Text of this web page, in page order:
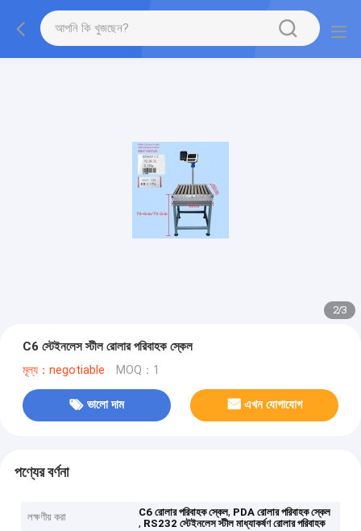
2/3
C6 স্টেইনলেস স্টীল রোলার পরিবাহক স্কেল
মূল্য：negotiable MOQ：1
ভালো দাম এখন যোগাযোগ
পণ্যের বর্ণনা
লক্ষণীয় করা C6 রোলার পরিবাহক স্কেল, PDA রোলার পরিবাহক স্কেল
, RS232 স্টেইনলেস স্টীল মাধ্যাকর্ষণ রোলার পরিবাহক